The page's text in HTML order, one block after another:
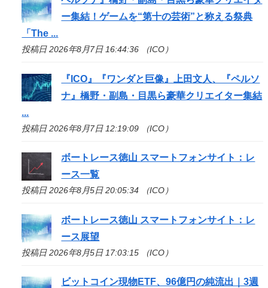
ー集結！ゲームを“第十の芸術”と称える祭典
「The ...
投稿日 2026年8月7日 16:44:36 （ICO）
『 ICO 』『ワンダと巨像』上田文人、『ペルソ
ナ』橋野・副島・目黒ら豪華クリエイター集結
...
投稿日 2026年8月7日 12:19:09 （ICO）
ボートレース徳山 スマートフォンサイト：レ
ース一覧
投稿日 2026年8月5日 20:05:34 （ICO）
ボートレース徳山 スマートフォンサイト：レ
ース展望
投稿日 2026年8月5日 17:03:15 （ICO）
ビットコイン現物ETF、96億円の純流出｜3週